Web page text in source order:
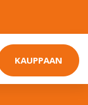
KAUPPAAN